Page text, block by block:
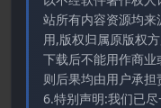
站所有内容资源均
用,版权归属原版权
下载后不能用作商
则后果均由用户承担
6.特别声明:我们已